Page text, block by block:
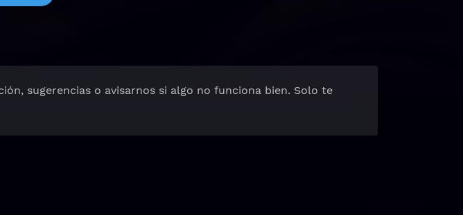
sugerencias o avisarnos si algo no funciona bien. Solo te